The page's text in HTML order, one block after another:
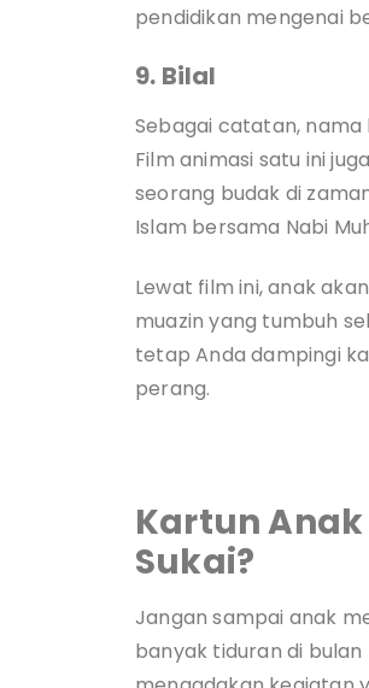
pendidikan mengenai
9. Bilal
Sebagai catatan,
Film animasi satu ini
seorang budak di
Islam bersama Nabi
Lewat film ini, anak
muazin yang tumbuh
tetap Anda dampingi
perang.
Kartun
Sukai?
Jangan sampai anak
banyak tiduran di